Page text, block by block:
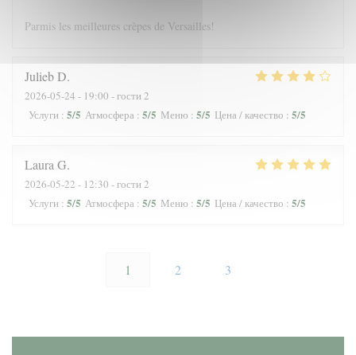
Parmis les meilleures crèpes de Versailles!
JuliebD
2026-05-24 - 19:00 - гости 2
Услуги : 5/5 Атмосфера : 5/5 Меню : 5/5 Цена / качество : 5/5
Laura G
2026-05-22 - 12:30 - гости 2
Услуги : 5/5 Атмосфера : 5/5 Меню : 5/5 Цена / качество : 5/5
1 2 3